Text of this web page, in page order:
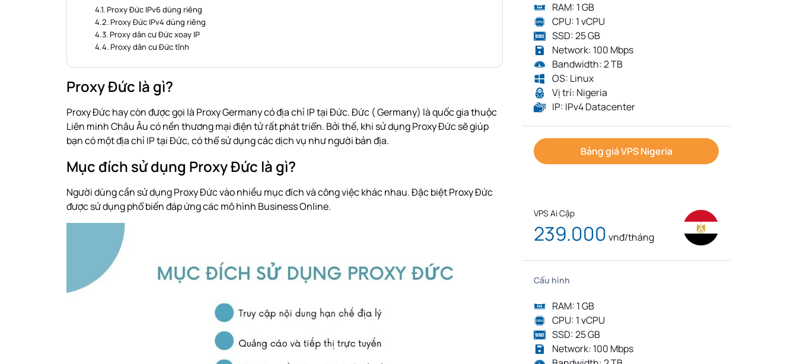
Proxy Đức IPv6 dùng riêng
Proxy Đức IPv4 dùng riêng
Proxy dân cư Đức xoay IP
Proxy dân cư Đức tĩnh
Proxy Đức là gì?
Proxy Đức hay còn được gọi là Proxy Germany có địa chỉ IP tại Đức. Đức ( Germany) là quốc gia thuộc
Liên minhChâu Âucó nền thương mại điện tử rất phát triển. Bởi thế, khi sử dụng Proxy Đức sẽ giúp
bạn có một địa chỉ IP tại Đức, có thể sử dụng các dịch vụ như người bản địa.
Mục đích sử dụng Proxy Đức là gì?
Người dùng cần sử dụng Proxy Đức vào nhiều mục đích và công việc khác nhau. Đặc biệt Proxy Đức
được sử dụng phổ biến đáp ứng các mô hình Business Online.
RAM: 1 GB
CPU: 1 vCPU
SSD: 25 GB
Network: 100 Mbps
Bandwidth: 2 TB
OS: Linux
Vị trí: Nigeria
IP: IPv4 Datacenter
Bảng giá VPS Nigeria
VPS Ai Cập
239.000 vnđ/tháng
Cấu hình
RAM: 1 GB
CPU: 1 vCPU
SSD: 25 GB
Network: 100 Mbps